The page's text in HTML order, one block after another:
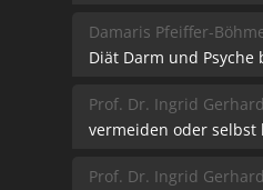
Damaris Pfeiffer-
Diät Darm und Psyche
Prof. Dr. Ingrid Gerhard
vermeiden oder selbst
Prof. Dr. Ingrid Gerhard